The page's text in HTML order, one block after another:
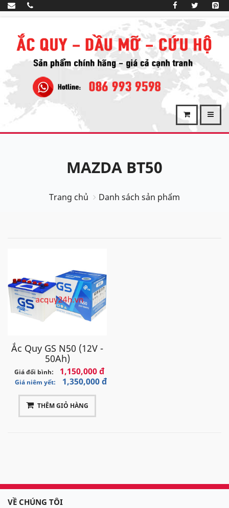
MAZDA BT50
Trang chủ Danh sách sản phẩm
Ắc Quy GS N50 (12V -
50Ah)
Giá đổi bình: 1,150,000 đ
Giá niêm yết: 1,350,000 đ
THÊM GIỎ HÀNG
VỀ CHÚNG TÔI